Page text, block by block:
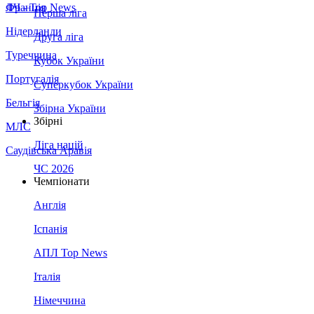
Франція
Нідерланди
Туреччина
Португалія
Бельгія
МЛС
Саудівська Аравія
ЛЧ - Top News
Перша ліга
Друга ліга
Кубок України
Суперкубок України
Збірна України
Збірні
Ліга націй
ЧС 2026
Чемпіонати
Англія
Іспанія
АПЛ Top News
Італія
Німеччина